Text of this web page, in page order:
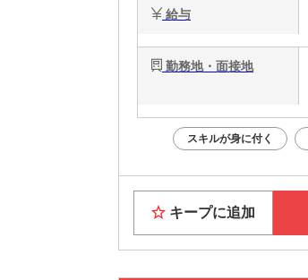
給与
勤務地・面接地
スキルが身に付く
キープに追加